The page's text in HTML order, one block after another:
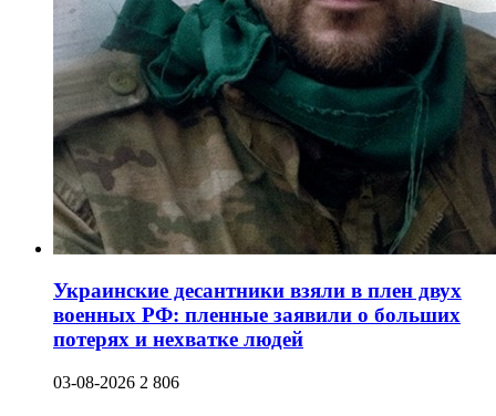
Украинские десантники взяли в плен двух
военных РФ: пленные заявили о больших
потерях и нехватке людей
03-08-2026 2 806